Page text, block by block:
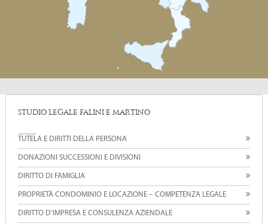
STUDIO LEGALE FALINI E MARTINO
TUTELA E DIRITTI DELLA PERSONA
DONAZIONI SUCCESSIONI E DIVISIONI
DIRITTO DI FAMIGLIA
PROPRIETÀ CONDOMINIO E LOCAZIONE – COMPETENZA LEGALE
DIRITTO D’IMPRESA E CONSULENZA AZIENDALE